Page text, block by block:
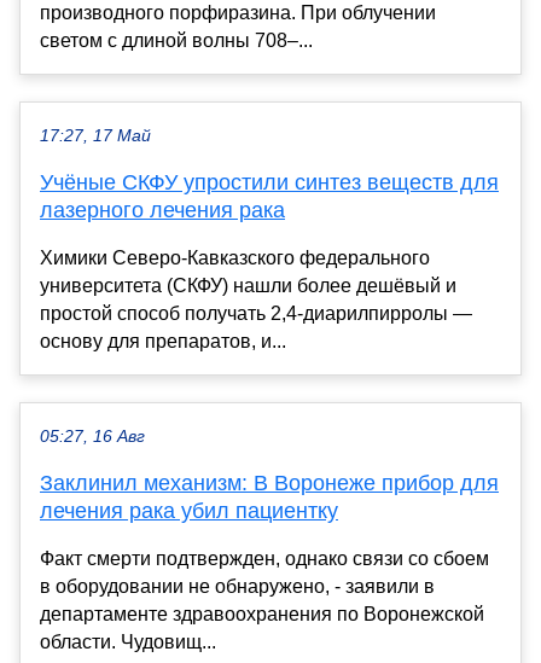
производного порфиразина. При облучении
светом с длиной волны 708–...
17:27, 17 Май
Учёные СКФУ упростили синтез веществ для
лазерного лечения рака
Химики Северо-Кавказского федерального
университета (СКФУ) нашли более дешёвый и
простой способ получать 2,4-диарилпирролы —
основу для препаратов, и...
05:27, 16 Авг
Заклинил механизм: В Воронеже прибор для
лечения рака убил пациентку
Факт смерти подтвержден, однако связи со сбоем
в оборудовании не обнаружено, - заявили в
департаменте здравоохранения по Воронежской
области. Чудовищ...